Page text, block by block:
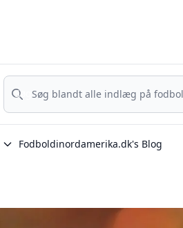
Søg
Søg
Fodboldinordamerika.dk's Blog